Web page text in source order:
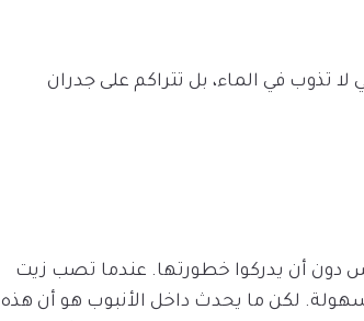
لا تذوب في الماء، بل تتراكم على جدران
دون أن يدركوا خطورتها. عندما تصب زيت
لكن ما يحدث داخل الأنبوب هو أن هذه